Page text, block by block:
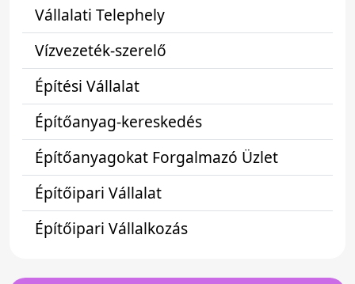
Vállalati Telephely
Vízvezeték-szerelő
Építési Vállalat
Építőanyag-kereskedés
Építőanyagokat Forgalmazó Üzlet
Építőipari Vállalat
Építőipari Vállalkozás